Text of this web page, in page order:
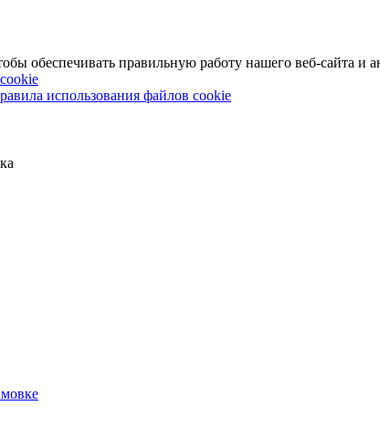
обеспечивать правильную работу нашего веб-сайта и
использования файлов cookie